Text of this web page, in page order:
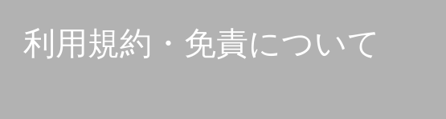
利用規約・免責について